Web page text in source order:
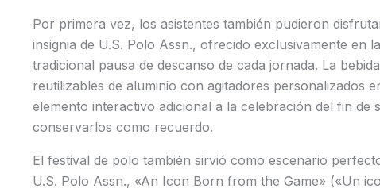
Por primera vez, los asistentes también pudieron
insignia de U.S. Polo Assn., ofrecido exclusivamente en
tradicional pausa de descanso de cada jornada. La
reutilizables de aluminio con agitadores personalizados
elemento interactivo adicional a la celebración del fin de
conservarlos como recuerdo.
El festival de polo también sirvió como escenario
U.S. Polo Assn., «An Icon Born from the Game» («Un